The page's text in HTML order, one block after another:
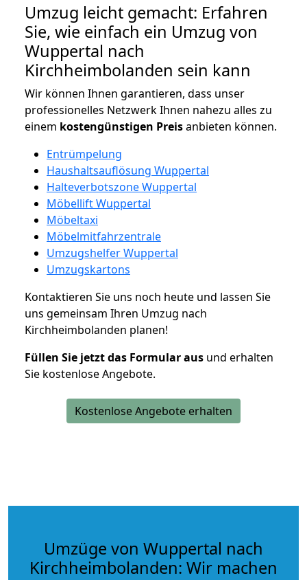
Umzug leicht gemacht: Erfahren
Sie, wie einfach ein Umzug von
Wuppertal nach
Kirchheimbolanden sein kann
Wir können Ihnen garantieren, dass unser
professionelles Netzwerk Ihnen nahezu alles zu
einem kostengünstigen Preisanbieten können.
Entrümpelung
Haushaltsauflösung Wuppertal
Halteverbotszone Wuppertal
Möbellift Wuppertal
Möbeltaxi
Möbelmitfahrzentrale
Umzugshelfer Wuppertal
Umzugskartons
Kontaktieren Sie uns noch heute und lassen Sie
uns gemeinsam Ihren Umzug nach
Kirchheimbolanden planen!
Füllen Sie jetzt das Formular aus und erhalten
Sie kostenlose Angebote.
Kostenlose Angebote erhalten
Umzüge von Wuppertal nach
Kirchheimbolanden: Wir machen